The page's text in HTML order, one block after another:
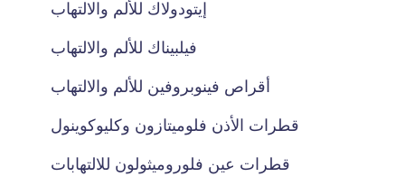
إيتودولاك للألم والالتهاب
فيلبيناك للألم والالتهاب
أقراص فينوبروفين للألم والالتهاب
قطرات الأذن فلوميتازون وكليوكوينول
قطرات عين فلوروميثولون للالتهابات